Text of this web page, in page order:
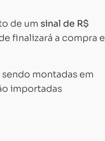
de um sinal de R$
finalizará a compra e
sendo montadas em
importadas